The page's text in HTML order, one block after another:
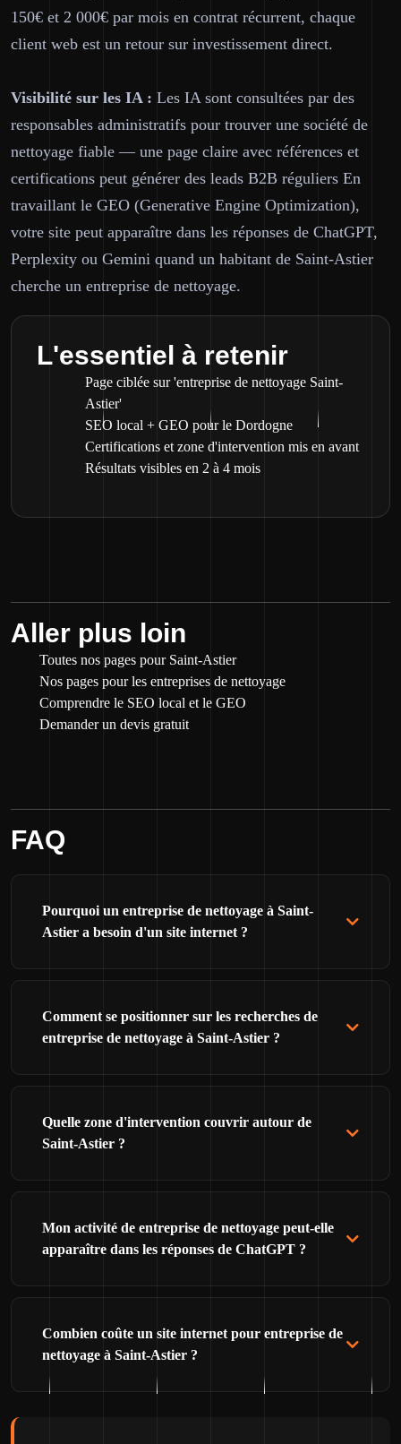
150€ et 2 000€ par mois en contrat récurrent, chaque
client web est un retour sur investissement direct.
Visibilité sur les IA : Les IA sont consultées par des
responsables administratifs pour trouver une société de
nettoyage fiable — une page claire avec références et
certifications peut générer des leads B2B réguliers En
travaillant le GEO (Generative Engine Optimization),
votre site peut apparaître dans les réponses de ChatGPT,
Perplexity ou Gemini quand un habitant de Saint-Astier
cherche un entreprise de nettoyage.
L'essentiel à retenir
Page ciblée sur 'entreprise de nettoyage Saint-
Astier'
SEO local + GEO pour le Dordogne
Certifications et zone d'intervention mis en avant
Résultats visibles en 2 à 4 mois
Aller plus loin
Toutes nos pages pour Saint-Astier
Nos pages pour les entreprises de nettoyage
Comprendre le SEO local et le GEO
Demander un devis gratuit
FAQ
Pourquoi un entreprise de nettoyage à Saint-
Astier a besoin d'un site internet ?
Comment se positionner sur les recherches de
entreprise de nettoyage à Saint-Astier ?
Quelle zone d'intervention couvrir autour de
Saint-Astier ?
Mon activité de entreprise de nettoyage peut-elle
apparaître dans les réponses de ChatGPT ?
Combien coûte un site internet pour entreprise de
nettoyage à Saint-Astier ?